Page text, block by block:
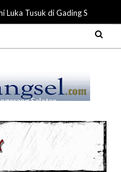
Tusuk di Gading Serpong
Selatan